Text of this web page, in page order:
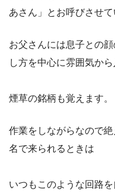
あさん」とお呼びさせて
お父さんには息子との
し方を中心に雰囲気か
煙草の銘柄も覚えます。
作業をしながらなので
名で来られるときは
いつもこのような回路